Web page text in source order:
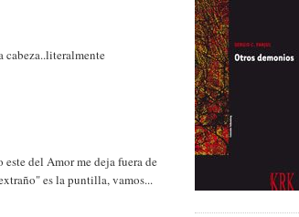
cabeza..literalmente
del Amor me deja fuera de
es la puntilla, vamos...